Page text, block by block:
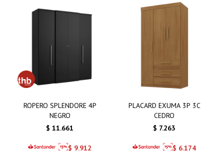
ROPERO SPLENDORE 4P
NEGRO
$ 11.661
$ 9.912
PLACARD EXUMA 3P 3C
CEDRO
$ 7.263
$ 6.174